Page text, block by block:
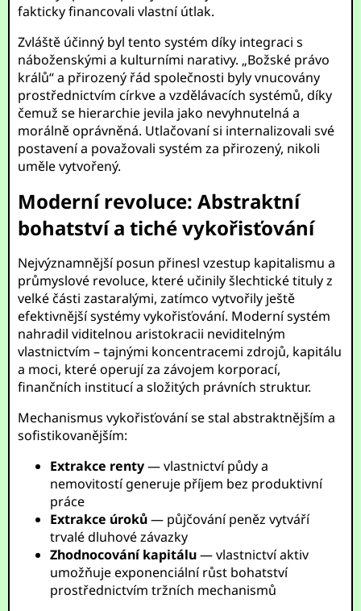
fakticky financovali vlastní útlak.
Zvláště účinný byl tento systém díky integraci s
náboženskými a kulturními narativy. „Božské právo
králů“ a přirozený řád společnosti byly vnucovány
prostřednictvím církve a vzdělávacích systémů, díky
čemuž se hierarchie jevila jako nevyhnutelná a
morálně oprávněná. Utlačovaní si internalizovali své
postavení a považovali systém za přirozený, nikoli
uměle vytvořený.
Moderní revoluce: Abstraktní
bohatství a tiché vykořisťování
Nejvýznamnější posun přinesl vzestup kapitalismu a
průmyslové revoluce, které učinily šlechtické tituly z
velké části zastaralými, zatímco vytvořily ještě
efektivnější systémy vykořisťování. Moderní systém
nahradil viditelnou aristokracii neviditelným
vlastnictvím – tajnými koncentracemi zdrojů, kapitálu
a moci, které operují za závojem korporací,
finančních institucí a složitých právních struktur.
Mechanismus vykořisťování se stal abstraktnějším a
sofistikovanějším:
Extrakce renty— vlastnictví půdy a
nemovitostí generuje příjem bez produktivní
práce
Extrakce úroků— půjčování peněz vytváří
trvalé dluhové závazky
Zhodnocování kapitálu— vlastnictví aktiv
umožňuje exponenciální růst bohatství
prostřednictvím tržních mechanismů